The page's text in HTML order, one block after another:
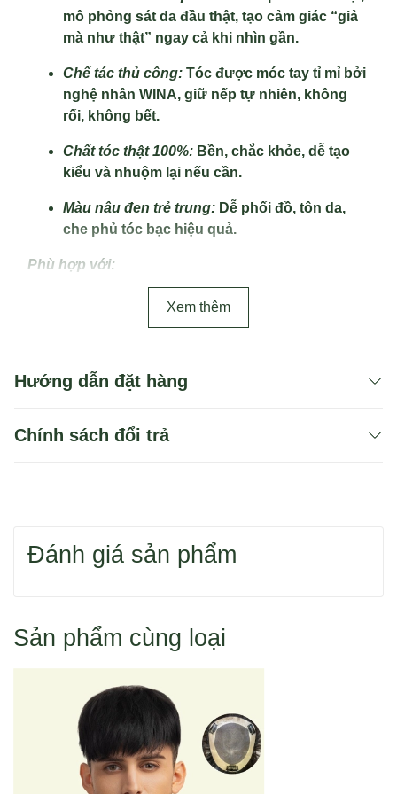
mô phỏng sát da đầu thật, tạo cảm giác “giả
mà như thật” ngay cả khi nhìn gần.
Chế tác thủ công: Tóc được móc tay tỉ mỉ bởi
nghệ nhân WINA, giữ nếp tự nhiên, không
rối, không bết.
Chất tóc thật 100%: Bền, chắc khỏe, dễ tạo
kiểu và nhuộm lại nếu cần.
Màu nâu đen trẻ trung: Dễ phối đồ, tôn da,
che phủ tóc bạc hiệu quả.
Phù hợp với:
Nam giới từ 25–60 tuổi có tóc mỏng, hói, thưa
hình chỉn chu: MC, diễn viên, người làm dịch
Người đang điều trị y tế ảnh hưởng đến tóc
Xem thêm
Hướng dẫn đặt hàng
Hoặc bạn tìm sản phẩm theo danh mục.
Cách 1: Đặt hàng qua điện thoại 0916 110 833
Chính sách đổi trả
Đánh giá sản phẩm
Sản phẩm cùng loại